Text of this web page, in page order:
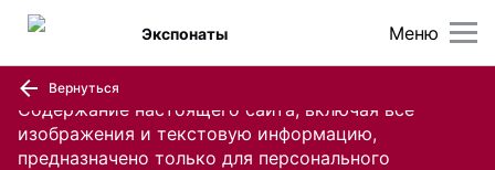
Содержание настоящего сайта, включая все
изображения и текстовую информацию,
предназначено только для персонального
Меню
Экспонаты
Вернуться